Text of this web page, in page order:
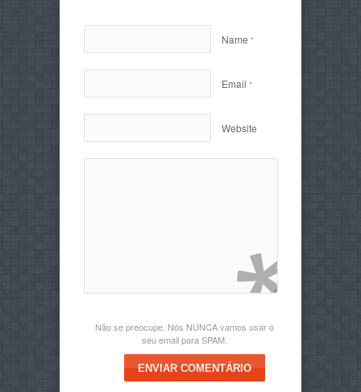
Name *
Email *
Website
Não se preocupe. Nós NUNCA vamos usar o
seu email para SPAM.
ENVIAR COMENTÁRIO